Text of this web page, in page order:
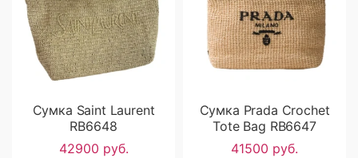
Сумка Saint Laurent
RB6648
42900 руб.
Сумка Prada Crochet
Tote Bag RB6647
41500 руб.